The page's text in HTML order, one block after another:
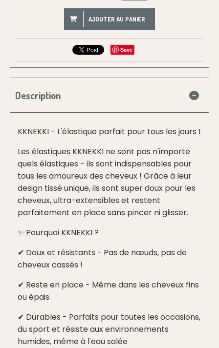
AJOUTER AU PANIER
Save
Description
KKNEKKI - L'élastique parfait pour tous les jours !
Les élastiques KKNEKKI ne sont pas n'importe
quels élastiques - ils sont indispensables pour
tous les amoureux des cheveux ! Grâce à leur
design tissé unique, ils sont super doux pour les
cheveux, ultra-extensibles et restent
parfaitement en place sans pincer ni glisser.
✨ Pourquoi KKNEKKI ?
✔ Doux et résistants - Pas de nœuds, pas de
cheveux cassés !
✔ Reste en place - Même dans les cheveux fins
ou épais.
✔ Durables - Parfaits pour toutes les occasions,
du sport et résiste aux environnements
humides, même à l'eau salée